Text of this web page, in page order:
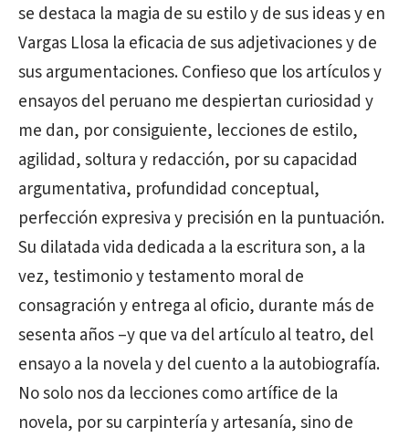
se destaca la magia de su estilo y de sus ideas y en
Vargas Llosa la eficacia de sus adjetivaciones y de
sus argumentaciones. Confieso que los artículos y
ensayos del peruano me despiertan curiosidad y
me dan, por consiguiente, lecciones de estilo,
agilidad, soltura y redacción, por su capacidad
argumentativa, profundidad conceptual,
perfección expresiva y precisión en la puntuación.
Su dilatada vida dedicada a la escritura son, a la
vez, testimonio y testamento moral de
consagración y entrega al oficio, durante más de
sesenta años –y que va del artículo al teatro, del
ensayo a la novela y del cuento a la autobiografía.
No solo nos da lecciones como artífice de la
novela, por su carpintería y artesanía, sino de